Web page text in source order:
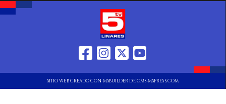
SITIO WEB CREADO CON MSBUILDER DE CMS-MSPRESS.COM